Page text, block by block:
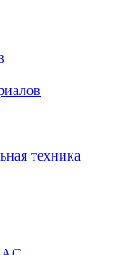
техника